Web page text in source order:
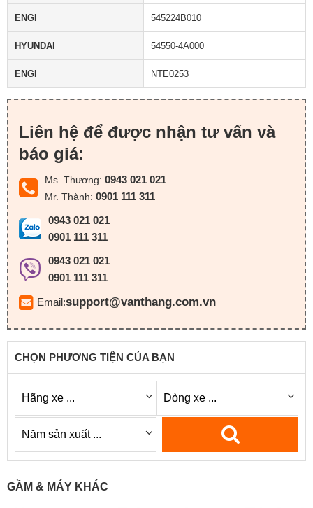
ENGI 545224B010
HYUNDAI 54550-4A000
ENGI NTE0253
Liên hệ để được nhận tư vấn và
báo giá:
Ms. Thương: 0943 021 021
Mr. Thành: 0901 111 311
0943 021 021
0901 111 311
0943 021 021
0901 111 311
Email:support@vanthang.com.vn
CHỌN PHƯƠNG TIỆN CỦA BẠN
GẦM & MÁY KHÁC